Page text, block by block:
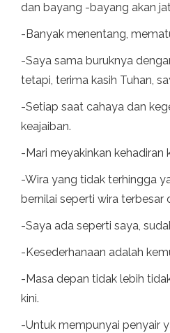
dan bayang -bayang akan
-Banyak menentang,
-Saya sama buruknya
tetapi, terima kasih Tuhan,
-Setiap saat cahaya dan
keajaiban.
-Mari meyakinkan kehadiran
-Wira yang tidak terhingga
bernilai seperti wira terbesar
-Saya ada seperti saya,
-Kesederhanaan adalah
-Masa depan tidak lebih
kini.
-Untuk mempunyai penyair